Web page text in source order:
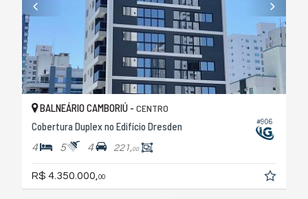
#906
BALNEÁRIO CAMBORIÚ - CENTRO
Cobertura Duplex no Edifício Dresden
4 5 4 221,00
R$ 4.350.000, 00